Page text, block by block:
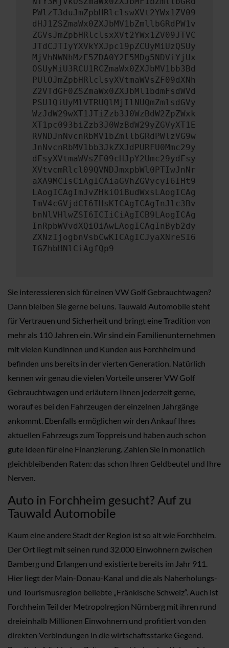
PWlzT3duJmZpbHRlclswXVt2YWx1ZV09
dHJ1ZSZmaWx0ZXJbMV1bZmllbGRdPW1v
ZGVsJmZpbHRlclsxXVt2YWx1ZV09JTVC
JTdCJTIyYXVkYXJpc19pZCUyMiUzQSUy
MjVhNWNhMzE5ZDA0Y2E5MDg5NDViYjUx
OSUyMiU3RCU1RCZmaWx0ZXJbMV1bb3Bd
PUlOJmZpbHRlclsyXVtmaWVsZF09dXNh
Z2VTdGF0ZSZmaWx0ZXJbMl1bdmFsdWVd
PSU1QiUyMlVTRUQlMjIlNUQmZmlsdGVy
WzJdW29wXT1JTiZzb3J0WzBdW2ZpZWxk
XT1pc093biZzb3J0WzBdW29yZGVyXT1E
RVNDJnNvcnRbMV1bZmllbGRdPWlzVG9w
JnNvcnRbMV1bb3JkZXJdPURFU0Mmc29y
dFsyXVtmaWVsZF09cHJpY2Umc29ydFsy
XVtvcmRlcl09QVNDJmxpbWl0PTIwJnNr
aXA9MCIsCiAgICAiaGVhZGVycyI6IHt9
LAogICAgImJvZHkiOiBudWxsLAogICAg
ImV4cGVjdCI6IHsKICAgICAgInJlc3Bv
bnNlVHlwZSI6ICIiCiAgICB9LAogICAg
InRpbWVvdXQiOiAwLAogICAgInByb2dy
ZXNzIjogbnVsbCwKICAgICJyaXNreSI6
IGZhbHNlCiAgfQp9
Sie interessieren sich für einen VW Golf Gebrauchtwagen?
Dann bleiben Sie gerne bei uns. Tauwald Automobile steht
für Vertrauen und Sicherheit und bringt eine Tradition von
mehr als 110 Jahren ein. Wir sind ein Familienunternehmen
mit vielen Kundinnen und Kunden aus Forchheim und
befinden uns bereits in der vierten Generation. Natürlich
kennen wir genau die vielen Vorteile unserer VW Golf
Gebrauchtwagen und erläutern Ihnen jederzeit gerne,
worauf es bei den Fahrzeugen der einzelnen Jahrgänge
ankommt. Ebenfalls ermöglichen wir den Ankauf Ihres
aktuellen Fahrzeugs zum Toppreis und haben auch schon
gute Ideen für eine Finanzierung. Zahlen Sie in monatlich
gleichbleibenden Raten: das schon Ihren Geldbeutel und Ihre
Nerven.
Auto in Forchheim gesucht? Auf zu
Tauwald Automobile
Kaum eine andere Stadt der Region ist so alt wie Forchheim.
Der Ort liegt mit seinen rund 32.000 Einwohnern zwischen
Bamberg und Erlangen und existierte bereits im Jahr 911.
Hier liegt der Main-Donau-Kanal und die als Naherholungs-
und Tourismusregion beliebte „Fränkische Schweiz“. Auch ist
Forchheim Teil der Metropolregion Nürnberg mit ihren rund
dreieinhalb Millionen Einwohnern und profitiert von den
direkten Verbindungen in die wirtschaftsstarke Gegend.